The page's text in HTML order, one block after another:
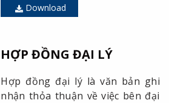
Download
HỢP ĐỒNG ĐẠI LÝ
Hợp đồng đại lý là văn bản ghi
nhận thỏa thuận về việc bên đại